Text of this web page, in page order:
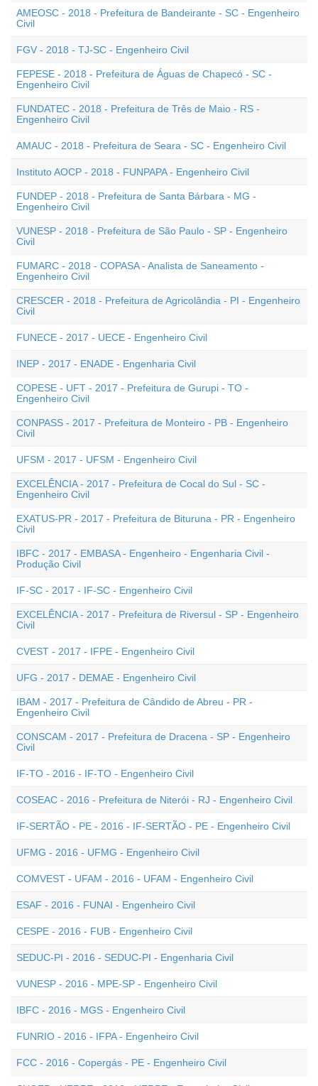
AMEOSC - 2018 - Prefeitura de Bandeirante - SC - Engenheiro
Civil
FGV - 2018 - TJ-SC - Engenheiro Civil
FEPESE - 2018 - Prefeitura de Águas de Chapecó - SC -
Engenheiro Civil
FUNDATEC - 2018 - Prefeitura de Três de Maio - RS -
Engenheiro Civil
AMAUC - 2018 - Prefeitura de Seara - SC - Engenheiro Civil
Instituto AOCP - 2018 - FUNPAPA - Engenheiro Civil
FUNDEP - 2018 - Prefeitura de Santa Bárbara - MG -
Engenheiro Civil
VUNESP - 2018 - Prefeitura de São Paulo - SP - Engenheiro
Civil
FUMARC - 2018 - COPASA - Analista de Saneamento -
Engenheiro Civil
CRESCER - 2018 - Prefeitura de Agricolândia - PI - Engenheiro
Civil
FUNECE - 2017 - UECE - Engenheiro Civil
INEP - 2017 - ENADE - Engenharia Civil
COPESE - UFT - 2017 - Prefeitura de Gurupi - TO -
Engenheiro Civil
CONPASS - 2017 - Prefeitura de Monteiro - PB - Engenheiro
Civil
UFSM - 2017 - UFSM - Engenheiro Civil
EXCELÊNCIA - 2017 - Prefeitura de Cocal do Sul - SC -
Engenheiro Civil
EXATUS-PR - 2017 - Prefeitura de Bituruna - PR - Engenheiro
Civil
IBFC - 2017 - EMBASA - Engenheiro - Engenharia Civil -
Produção Civil
IF-SC - 2017 - IF-SC - Engenheiro Civil
EXCELÊNCIA - 2017 - Prefeitura de Riversul - SP - Engenheiro
Civil
CVEST - 2017 - IFPE - Engenheiro Civil
UFG - 2017 - DEMAE - Engenheiro Civil
IBAM - 2017 - Prefeitura de Cândido de Abreu - PR -
Engenheiro Civil
CONSCAM - 2017 - Prefeitura de Dracena - SP - Engenheiro
Civil
IF-TO - 2016 - IF-TO - Engenheiro Civil
COSEAC - 2016 - Prefeitura de Niterói - RJ - Engenheiro Civil
IF-SERTÃO - PE - 2016 - IF-SERTÃO - PE - Engenheiro Civil
UFMG - 2016 - UFMG - Engenheiro Civil
COMVEST - UFAM - 2016 - UFAM - Engenheiro Civil
ESAF - 2016 - FUNAI - Engenheiro Civil
CESPE - 2016 - FUB - Engenheiro Civil
SEDUC-PI - 2016 - SEDUC-PI - Engenharia Civil
VUNESP - 2016 - MPE-SP - Engenheiro Civil
IBFC - 2016 - MGS - Engenheiro Civil
FUNRIO - 2016 - IFPA - Engenheiro Civil
FCC - 2016 - Copergás - PE - Engenheiro Civil